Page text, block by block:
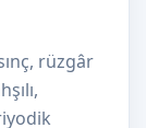
rüzgâr